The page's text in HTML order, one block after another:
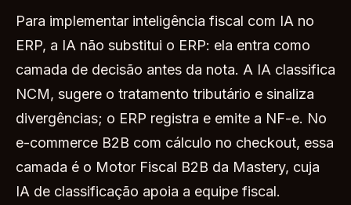
Para implementar inteligência fiscal com IA no
ERP, a IA não substitui o ERP: ela entra como
camada de decisão antes da nota. A IA classifica
NCM, sugere o tratamento tributário e sinaliza
divergências; o ERP registra e emite a NF-e. No
e-commerce B2B com cálculo no checkout, essa
camada é o Motor Fiscal B2B da Mastery, cuja
IA de classificação apoia a equipe fiscal.